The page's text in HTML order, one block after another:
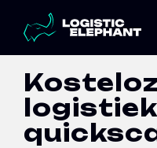
Home →Kosteloze